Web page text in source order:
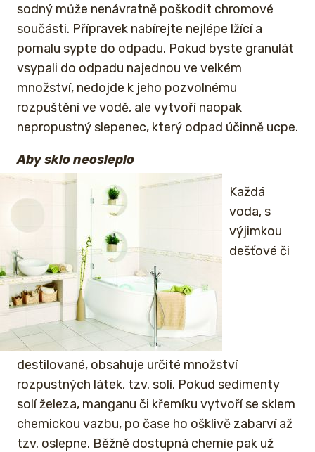
sodný může nenávratně poškodit chromové
součásti. Přípravek nabírejte nejlépe lžící a
pomalu sypte do odpadu. Pokud byste granulát
vsypali do odpadu najednou ve velkém
množství, nedojde k jeho pozvolnému
rozpuštění ve vodě, ale vytvoří naopak
nepropustný slepenec, který odpad účinně ucpe.
Aby sklo neosleplo
Každá
voda, s
výjimkou
dešťové či
destilované, obsahuje určité množství
rozpustných látek, tzv. solí. Pokud sedimenty
solí železa, manganu či křemíku vytvoří se sklem
chemickou vazbu, po čase ho ošklivě zabarví až
tzv. oslepne. Běžně dostupná chemie pak už